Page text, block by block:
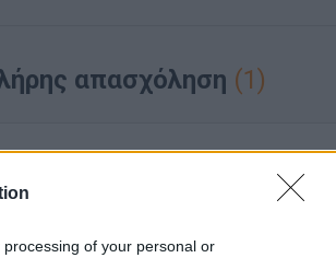
of your personal or
απασχόληση (1)